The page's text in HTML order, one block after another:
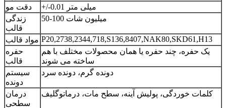
دقت مو
+/-0.01 میلی متر
زندگی
قالب
50-100 میلیون شات
مواد قالب P20,2738,2344,718,S136,8407,NAK80,SKD61,H13
حفره
قالب
یک حفره، چند حفره یا همان محصولات مختلف با هم
ساخته می شوند
سیستم
دونده
دونده گرم، دونده سرد
درمان
سطحی
کلمات خوردگی، پولیش آینه، سطح مات، درماتوگلیف